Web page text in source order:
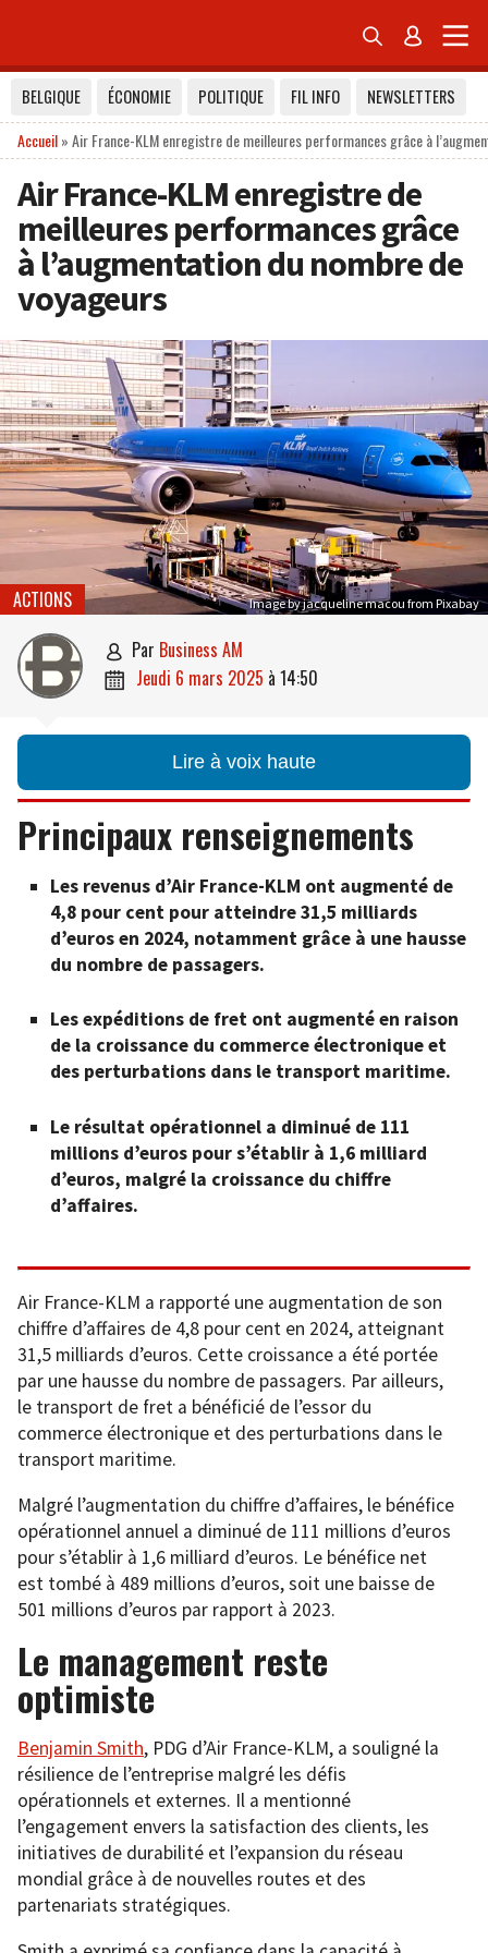
 
BELGIQUE ÉCONOMIE POLITIQUE FIL INFO
NEWSLETTERS
Accueil»Air France-KLM enregistre de meilleures performances grâce à
Air France-KLM enregistre de
meilleures performances grâce
à l’augmentation du nombre de
voyageurs
Image by jacqueline macou from Pixabay
ACTIONS
 par Business AM
 jeudi 6 mars 2025 à 14:50
Lire à voix haute
Principaux renseignements
Les revenus d’Air France-KLM ont augmenté de
4,8 pour cent pour atteindre 31,5 milliards
d’euros en 2024, notamment grâce à une hausse
du nombre de passagers.
Les expéditions de fret ont augmenté en raison
de la croissance du commerce électronique et
des perturbations dans le transport maritime.
Le résultat opérationnel a diminué de 111
millions d’euros pour s’établir à 1,6 milliard
d’euros, malgré la croissance du chiffre
d’affaires.
Air France-KLM a rapporté une augmentation de son
chiffre d’affaires de 4,8 pour cent en 2024, atteignant
31,5 milliards d’euros. Cette croissance a été portée
par une hausse du nombre de passagers. Par ailleurs,
le transport de fret a bénéficié de l’essor du
commerce électronique et des perturbations dans le
transport maritime.
Malgré l’augmentation du chiffre d’affaires, le bénéfice
opérationnel annuel a diminué de 111 millions d’euros
pour s’établir à 1,6 milliard d’euros. Le bénéfice net
est tombé à 489 millions d’euros, soit une baisse de
501 millions d’euros par rapport à 2023.
Le management reste
optimiste
Benjamin Smith, PDG d’Air France-KLM, a souligné la
résilience de l’entreprise malgré les défis
opérationnels et externes. Il a mentionné
l’engagement envers la satisfaction des clients, les
initiatives de durabilité et l’expansion du réseau
mondial grâce à de nouvelles routes et des
partenariats stratégiques.